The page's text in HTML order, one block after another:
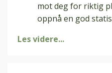
mot deg for riktig
oppnå en god
Les videre...